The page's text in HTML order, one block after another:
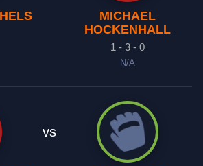
MICHAEL
HOCKENHALL
1 - 3 - 0
N/A
vs